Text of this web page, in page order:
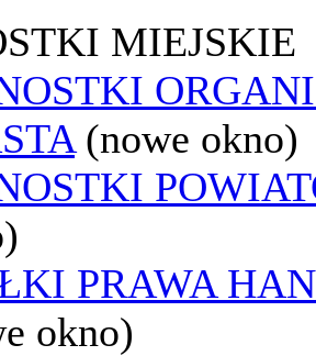
MIEJSKIE
(nowe okno)
PRAWA
okno)